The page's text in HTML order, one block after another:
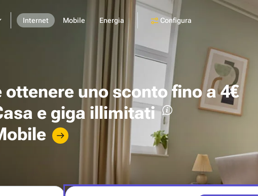
Internet Mobile Energia Configura
ottenere unosconto fino a 4€
e giga illimitati